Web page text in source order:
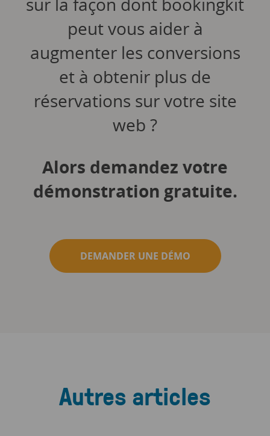
peut vous aider à
augmenter les conversions
et à obtenir plus de
réservations sur votre site
web ?
Alors demandez votre
démonstration gratuite.
DEMANDER UNE DÉMO
Autres articles